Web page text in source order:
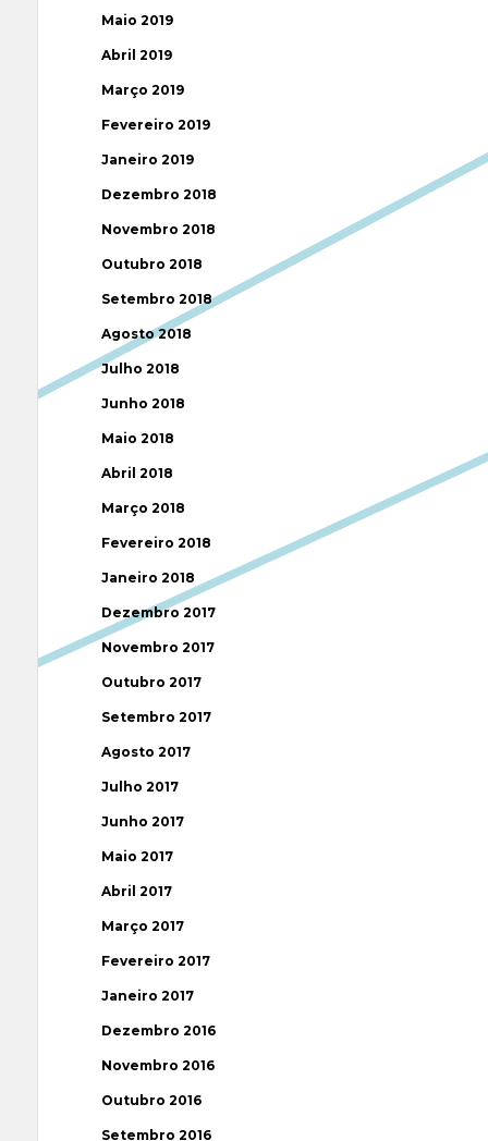
Maio 2019
Abril 2019
Março 2019
Fevereiro 2019
Janeiro 2019
Dezembro 2018
Novembro 2018
Outubro 2018
Setembro 2018
Agosto 2018
Julho 2018
Junho 2018
Maio 2018
Abril 2018
Março 2018
Fevereiro 2018
Janeiro 2018
Dezembro 2017
Novembro 2017
Outubro 2017
Setembro 2017
Agosto 2017
Julho 2017
Junho 2017
Maio 2017
Abril 2017
Março 2017
Fevereiro 2017
Janeiro 2017
Dezembro 2016
Novembro 2016
Outubro 2016
Setembro 2016